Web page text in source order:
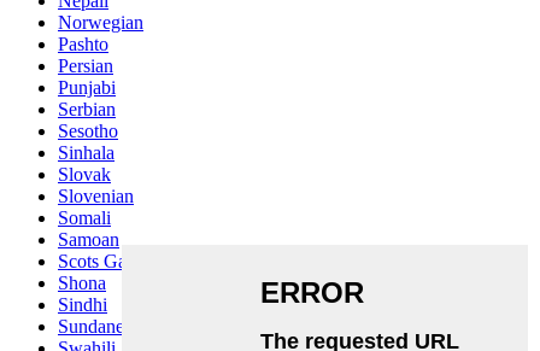
Norwegian
Pashto
Persian
Punjabi
Serbian
Sesotho
Sinhala
Slovak
Slovenian
Somali
Samoan
Scots Gaelic
Shona
Sindhi
Sundanese